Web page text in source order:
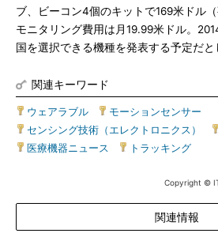
ブ、ビーコン4個のキットで169米ドル（
モニタリング費用は月19.99米ドル。
国を選択できる機種を発表する予定だと
関連キーワード
ウェアラブル モーションセンサー
センシング技術（エレクトロニクス）
医療機器ニュース
トラッキング
Copyright ©
関連情報